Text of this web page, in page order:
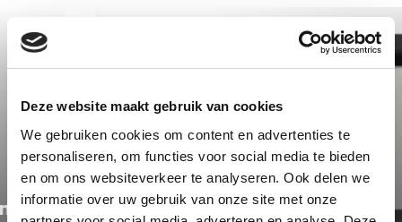
Deze website maakt gebruik van cookies
We gebruiken cookies om content en advertenties te
personaliseren, om functies voor social media te bieden
en om ons websiteverkeer te analyseren. Ook delen we
informatie over uw gebruik van onze site met onze